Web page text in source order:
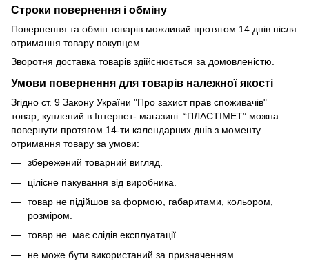
Строки повернення і обміну
Повернення та обмін товарів можливий протягом 14 днів після
отримання товару покупцем.
Зворотня доставка товарів здійснюється за домовленістю.
Умови повернення для товарів належної якості
Згідно ст. 9 Закону України "Про захист прав споживачів"
товар, куплений в Інтернет- магазині “ПЛАСТІМЕТ” можна
повернути протягом 14-ти календарних днів з моменту
отримання товару за умови:
збережений товарний вигляд.
цілісне пакування від виробника.
товар не підійшов за формою, габаритами, кольором,
розміром.
товар не має слідів експлуатації.
не може бути використаний за призначенням